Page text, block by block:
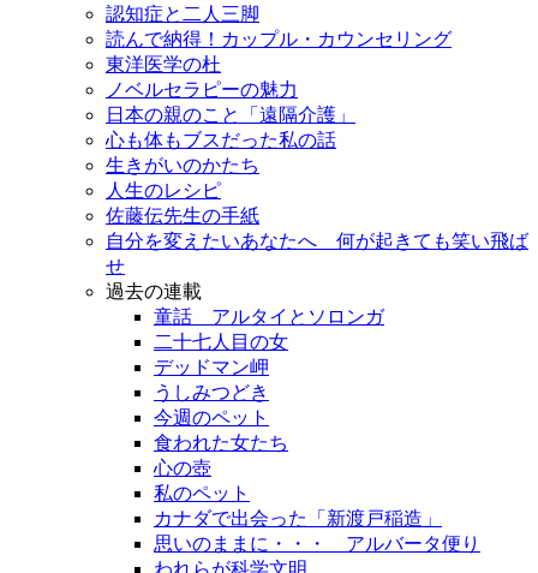
認知症と二人三脚
読んで納得！カップル・カウンセリング
東洋医学の杜
ノベルセラピーの魅力
日本の親のこと「遠隔介護」
心も体もブスだった私の話
生きがいのかたち
人生のレシピ
佐藤伝先生の手紙
自分を変えたいあなたへ 何が起きても笑い飛ば
せ
過去の連載
童話 アルタイとソロンガ
二十七人目の女
デッドマン岬
うしみつどき
今週のペット
食われた女たち
心の壺
私のペット
カナダで出会った「新渡戸稲造」
思いのままに・・・ アルバータ便り
われらが科学文明